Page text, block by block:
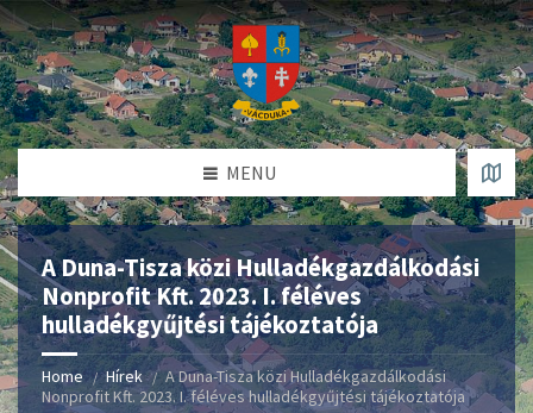
MENU
A Duna-Tisza közi Hulladékgazdálkodási
Nonprofit Kft. 2023. I. féléves
hulladékgyűjtési tájékoztatója
Home Hírek
A Duna-Tisza közi Hulladékgazdálkodási
Nonprofit Kft. 2023. I. féléves hulladékgyűjtési tájékoztatója